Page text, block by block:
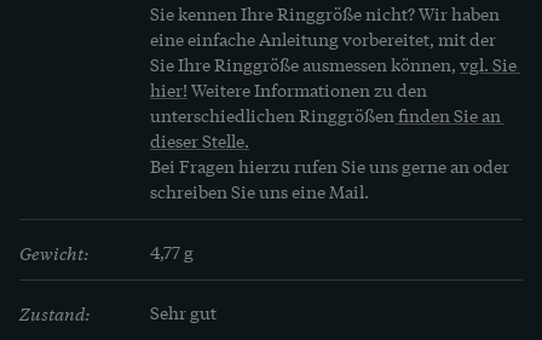
Sie kennen Ihre Ringgröße nicht? Wir haben
eine einfache Anleitung vorbereitet, mit der
Sie Ihre Ringgröße ausmessen können, vgl. Sie
hier! Weitere Informationen zu den
unterschiedlichen Ringgrößen finden Sie an
dieser Stelle.
Bei Fragen hierzu rufen Sie uns gerne an oder
schreiben Sie uns eine Mail.
Gewicht: 4,77 g
Zustand: Sehr gut